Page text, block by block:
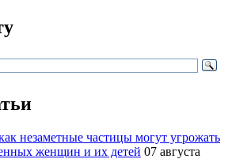
незаметные частицы могут угрожать
женщин и их детей 07 августа